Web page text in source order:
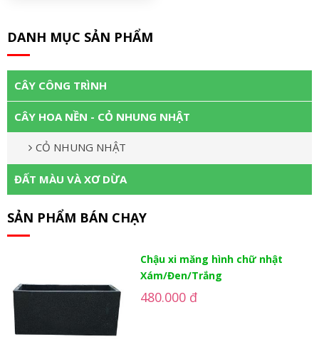
DANH MỤC SẢN PHẨM
CÂY CÔNG TRÌNH
CÂY HOA NỀN - CỎ NHUNG NHẬT
CỎ NHUNG NHẬT
ĐẤT MÀU VÀ XƠ DỪA
SẢN PHẨM BÁN CHẠY
Chậu xi măng hình chữ nhật
Xám/Đen/Trắng
480.000 đ